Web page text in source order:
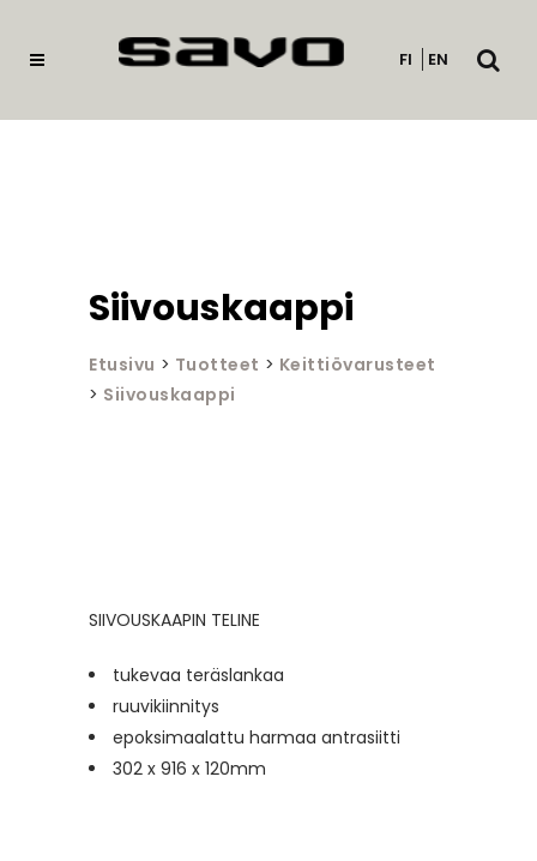
FI EN
Avaa
Siivouskaappi
Etusivu > Tuotteet > Keittiövarusteet
> Siivouskaappi
SIIVOUSKAAPIN TELINE
tukevaa teräslankaa
ruuvikiinnitys
epoksimaalattu harmaa antrasiitti
302 x 916 x 120mm